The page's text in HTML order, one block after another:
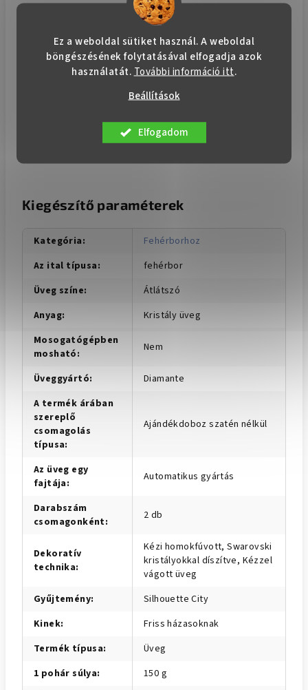
Ez a weboldal sütiket használ. A weboldal
böngészésének folytatásával elfogadja azok
használatát.További információ itt.
Beállítások
Elfogadom
A termékek gyorsan fogynak, és
előfordulhat, hogy miután elfogynak, már
nem lesznek elérhetők. Adja le rendelését
még ma, ne hagyja az utolsó pillanatra,
pedig időben átadhassa.
Kiegészítő paraméterek
Kategória:
Fehérborhoz
Az ital típusa:
fehérbor
Üveg színe:
Átlátszó
Anyag:
Kristály üveg
Mosogatógépben
mosható: Nem
Üveggyártó:
Diamante
A termék árában
szereplő
csomagolás
típusa:
Ajándékdoboz szatén nélkül
Az üveg egy
fajtája: Automatikus gyártás
Darabszám
csomagonként: 2 db
Dekoratív
technika:
Kézi homokfúvott, Swarovski
kristályokkal díszítve, Kézzel
vágott üveg
Gyűjtemény:
Silhouette City
Kinek:
Friss házasoknak
Termék típusa:
Üveg
1 pohár súlya:
150 g